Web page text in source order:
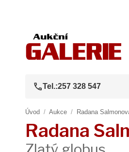
callTel.:257 328 547
Úvod / Aukce / Radana
Radana